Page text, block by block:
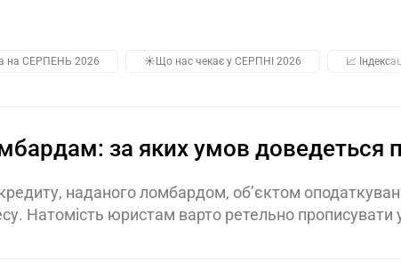
на СЕРПЕНЬ 2026 ☀️Що нас чекає у СЕРПНІ 2026 📈
за яких умов доведеться
наданого ломбардом, об’єктом
Натомість юристам варто ретельно прописувати